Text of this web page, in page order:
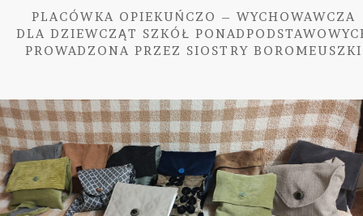
PLACÓWKA OPIEKUŃCZO – WYCHOWAWCZA
DLA DZIEWCZĄT SZKÓŁ
PROWADZONA PRZEZ SIOSTRY BOROMEUSZKI